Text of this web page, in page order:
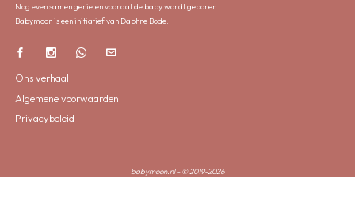
Nog even samen genieten voordat de baby wordt geboren.
Babymoon is een initiatief van Daphne Bode.
Ons verhaal
Algemene voorwaarden
Privacybeleid
babymoon.nl - © 2019-2026